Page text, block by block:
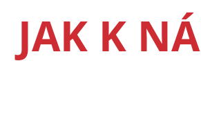
JAK K